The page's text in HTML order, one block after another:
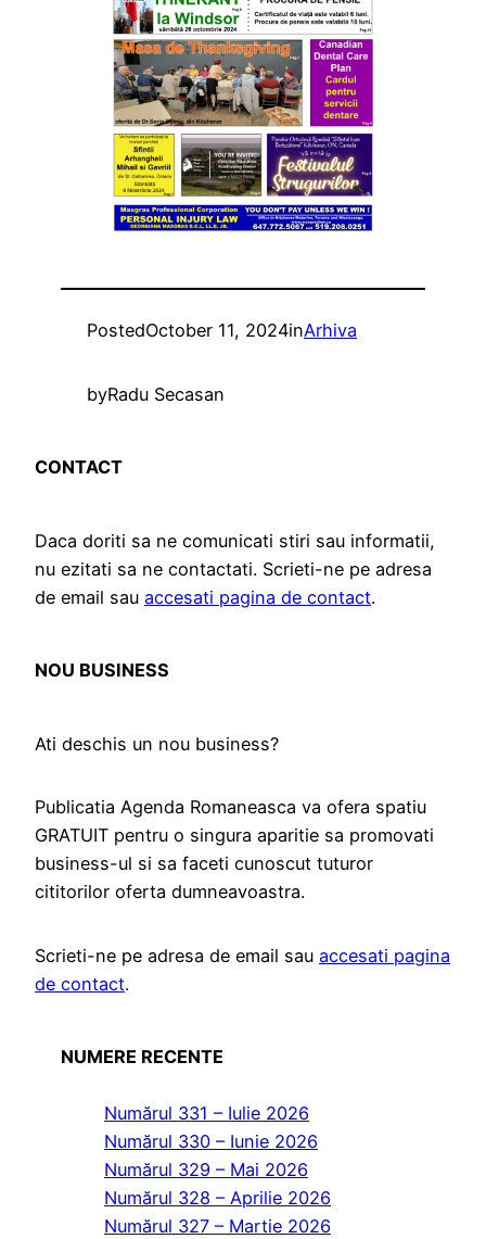
PostedOctober 11, 2024inArhiva
byRadu Secasan
CONTACT
Daca doriti sa ne comunicati stiri sau informatii,
nu ezitati sa ne contactati. Scrieti-ne pe adresa
de email sau accesati pagina de contact.
NOU BUSINESS
Ati deschis un nou business?
Publicatia Agenda Romaneasca va ofera spatiu
GRATUIT pentru o singura aparitie sa promovati
business-ul si sa faceti cunoscut tuturor
cititorilor oferta dumneavoastra.
Scrieti-ne pe adresa de email sau accesati pagina
de contact.
NUMERE RECENTE
Numărul 331 – Iulie 2026
Numărul 330 – Iunie 2026
Numărul 329 – Mai 2026
Numărul 328 – Aprilie 2026
Numărul 327 – Martie 2026